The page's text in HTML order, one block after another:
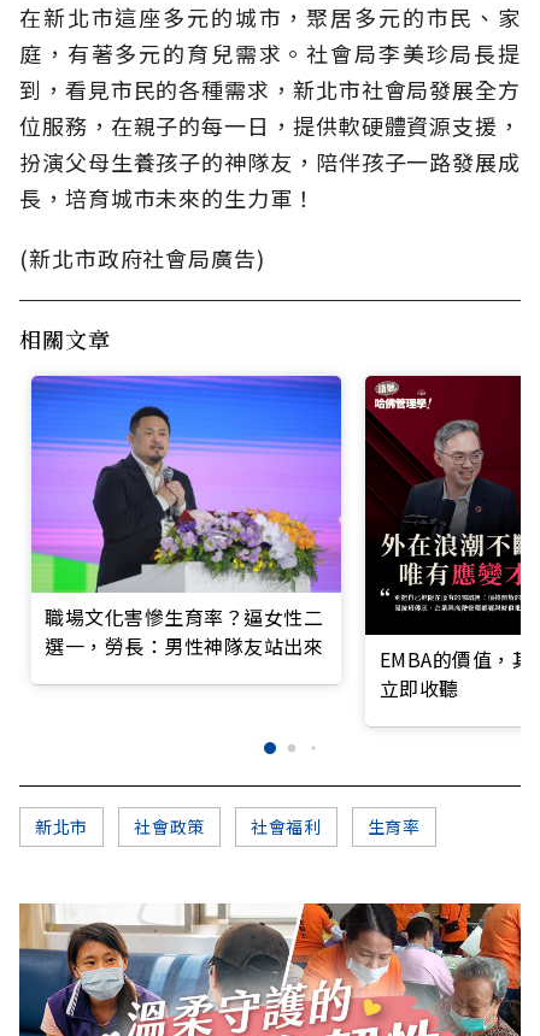
在新北市這座多元的城市，聚居多元的市民、家
庭，有著多元的育兒需求。社會局李美珍局長提
到，看見市民的各種需求，新北市社會局發展全方
位服務，在親子的每一日，提供軟硬體資源支援，
扮演父母生養孩子的神隊友，陪伴孩子一路發展成
長，培育城市未來的生力軍！
(新北市政府社會局廣告)
相關文章
職場文化害慘生育率？逼女性二
選一，勞長：男性神隊友站出來
EMBA的價值，
立即收聽
新北市 社會政策 社會福利 生育率